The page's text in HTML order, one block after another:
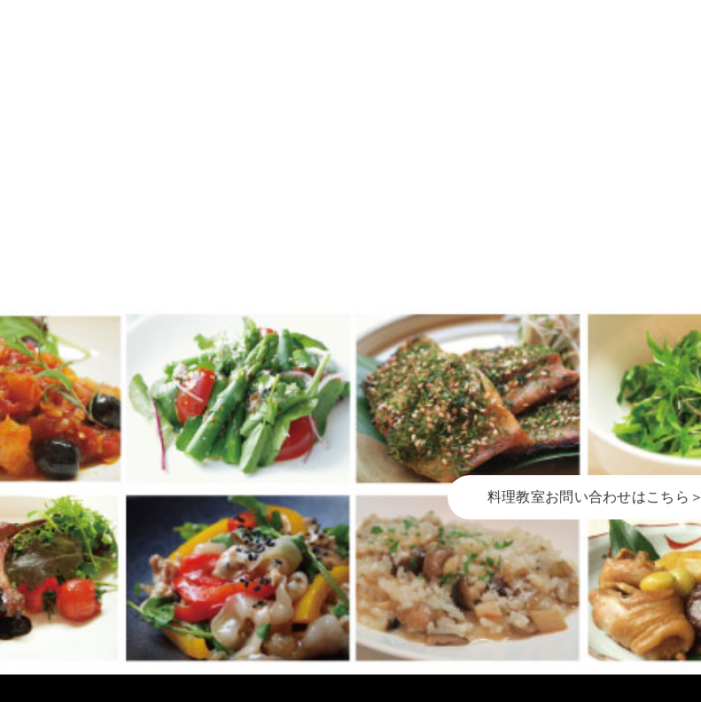
料理教室お問い合わせはこちら＞